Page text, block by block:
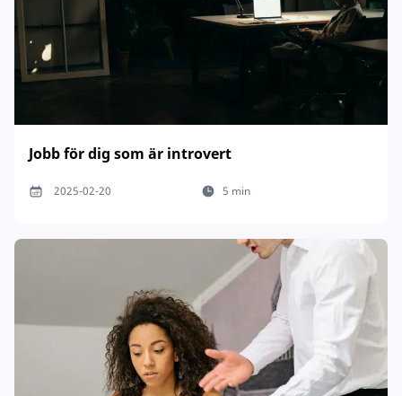
Jobb för dig som är introvert
2025-02-20 5 min